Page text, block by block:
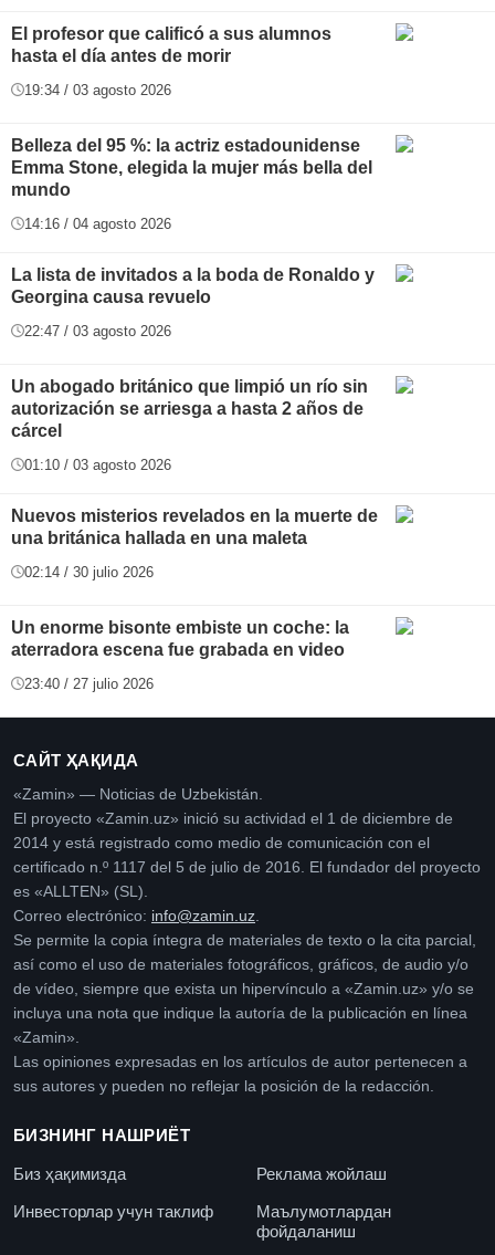
El profesor que calificó a sus alumnos
hasta el día antes de morir
19:34 / 03 agosto 2026
Belleza del 95 %: la actriz estadounidense
Emma Stone, elegida la mujer más bella del
mundo
14:16 / 04 agosto 2026
La lista de invitados a la boda de Ronaldo y
Georgina causa revuelo
22:47 / 03 agosto 2026
Un abogado británico que limpió un río sin
autorización se arriesga a hasta 2 años de
cárcel
01:10 / 03 agosto 2026
Nuevos misterios revelados en la muerte de
una británica hallada en una maleta
02:14 / 30 julio 2026
Un enorme bisonte embiste un coche: la
aterradora escena fue grabada en video
23:40 / 27 julio 2026
САЙТ ҲАҚИДА
«Zamin» — Noticias de Uzbekistán.
El proyecto «Zamin.uz» inició su actividad el 1 de diciembre de
2014 y está registrado como medio de comunicación con el
certificado n.º 1117 del 5 de julio de 2016. El fundador del proyecto
es «ALLTEN» (SL).
Correo electrónico: info@zamin.uz
Se permite la copia íntegra de materiales de texto o la cita parcial,
así como el uso de materiales fotográficos, gráficos, de audio y/o
de vídeo, siempre que exista un hipervínculo a «Zamin.uz» y/o se
incluya una nota que indique la autoría de la publicación en línea
«Zamin».
Las opiniones expresadas en los artículos de autor pertenecen a
sus autores y pueden no reflejar la posición de la redacción.
БИЗНИНГ НАШРИЁТ
Биз ҳақимизда
Реклама жойлаш
Инвесторлар учун таклиф
Маълумотлардан
фойдаланиш